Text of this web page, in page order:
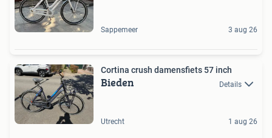
Sappemeer 3 aug 26
Cortina crush damensfiets 57 inch
Bieden Details
Utrecht 1 aug 26